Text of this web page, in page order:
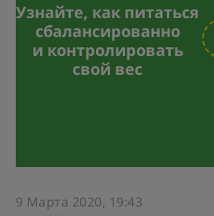
Узнайте, как питаться
сбалансированно
и контролировать
свой вес
9 Марта 2020, 19:43